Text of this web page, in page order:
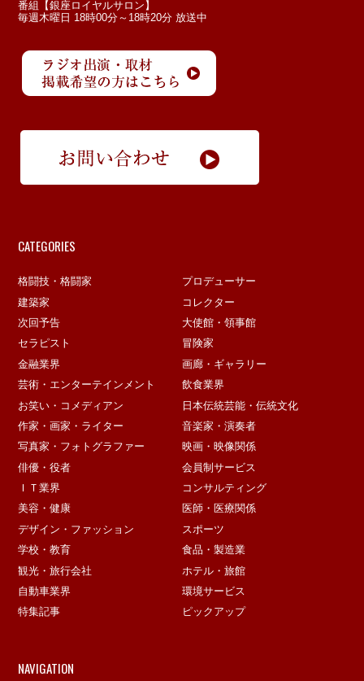
番組【銀座ロイヤルサロン】
毎週木曜日 18時00分～18時20分 放送中
CATEGORIES
格闘技・格闘家
プロデューサー
建築家
コレクター
次回予告
大使館・領事館
セラピスト
冒険家
金融業界
画廊・ギャラリー
芸術・エンターテインメント
飲食業界
お笑い・コメディアン
日本伝統芸能・伝統文化
作家・画家・ライター
音楽家・演奏者
写真家・フォトグラファー
映画・映像関係
俳優・役者
会員制サービス
ＩＴ業界
コンサルティング
美容・健康
医師・医療関係
デザイン・ファッション
スポーツ
学校・教育
食品・製造業
観光・旅行会社
ホテル・旅館
自動車業界
環境サービス
特集記事
ピックアップ
NAVIGATION